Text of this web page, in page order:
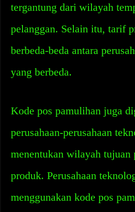
tergantung dari wilayah
pelanggan. Selain itu, tarif
berbeda-beda antara
yang berbeda.
Kode pos pamulihan juga
perusahaan-perusahaan
menentukan wilayah tujuan
produk. Perusahaan
menggunakan kode pos